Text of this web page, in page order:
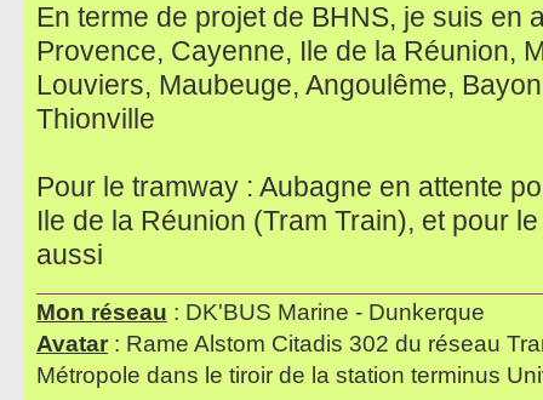
En terme de projet de BHNS, je suis en
Provence, Cayenne, Ile de la Réunion,
Louviers, Maubeuge, Angoulême,
Thionville
Pour le tramway : Aubagne en attente
Ile de la Réunion (Tram Train), et pour
aussi
Mon réseau : DK'BUS Marine - Dunkerque
Avatar : Rame Alstom Citadis 302 du réseau
Métropole dans le tiroir de la station terminus